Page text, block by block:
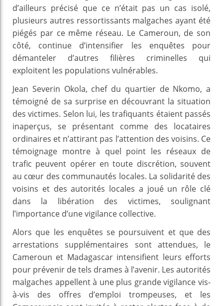
d’ailleurs précisé que ce n’était pas un cas isolé,
plusieurs autres ressortissants malgaches ayant été
piégés par ce même réseau. Le Cameroun, de son
côté, continue d’intensifier les enquêtes pour
démanteler d’autres filières criminelles qui
exploitent les populations vulnérables.
Jean Severin Okola, chef du quartier de Nkomo, a
témoigné de sa surprise en découvrant la situation
des victimes. Selon lui, les trafiquants étaient passés
inaperçus, se présentant comme des locataires
ordinaires et n’attirant pas l’attention des voisins. Ce
témoignage montre à quel point les réseaux de
trafic peuvent opérer en toute discrétion, souvent
au cœur des communautés locales. La solidarité des
voisins et des autorités locales a joué un rôle clé
dans la libération des victimes, soulignant
l’importance d’une vigilance collective.
Alors que les enquêtes se poursuivent et que des
arrestations supplémentaires sont attendues, le
Cameroun et Madagascar intensifient leurs efforts
pour prévenir de tels drames à l’avenir. Les autorités
malgaches appellent à une plus grande vigilance vis-
à-vis des offres d’emploi trompeuses, et les